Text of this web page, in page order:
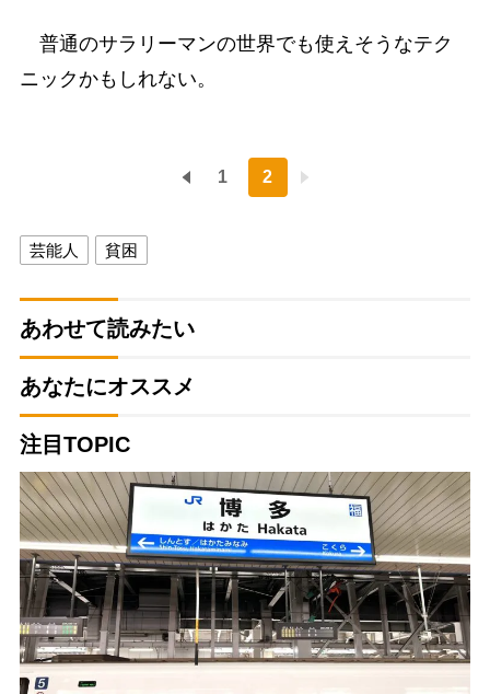
普通のサラリーマンの世界でも使えそうなテク
ニックかもしれない。
1 2
芸能人 貧困
あわせて読みたい
あなたにオススメ
注目TOPIC